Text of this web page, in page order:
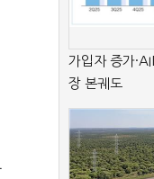
가입자 증가
장 본궤도